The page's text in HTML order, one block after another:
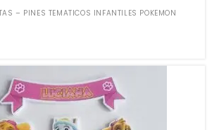
– PINES TEMATICOS INFANTILES POKEMON